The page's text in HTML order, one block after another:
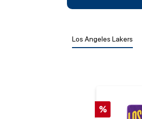
Los Angeles Lakers
%